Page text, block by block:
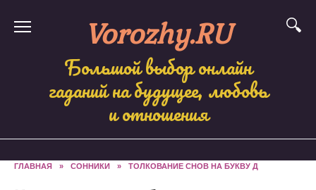
Vorozhy.RU
Большой выбор онлайн
гаданий на будущее, любовь
и отношения
ГЛАВНАЯ » СОННИКИ » ТОЛКОВАНИЕ СНОВ НА БУКВУ Д